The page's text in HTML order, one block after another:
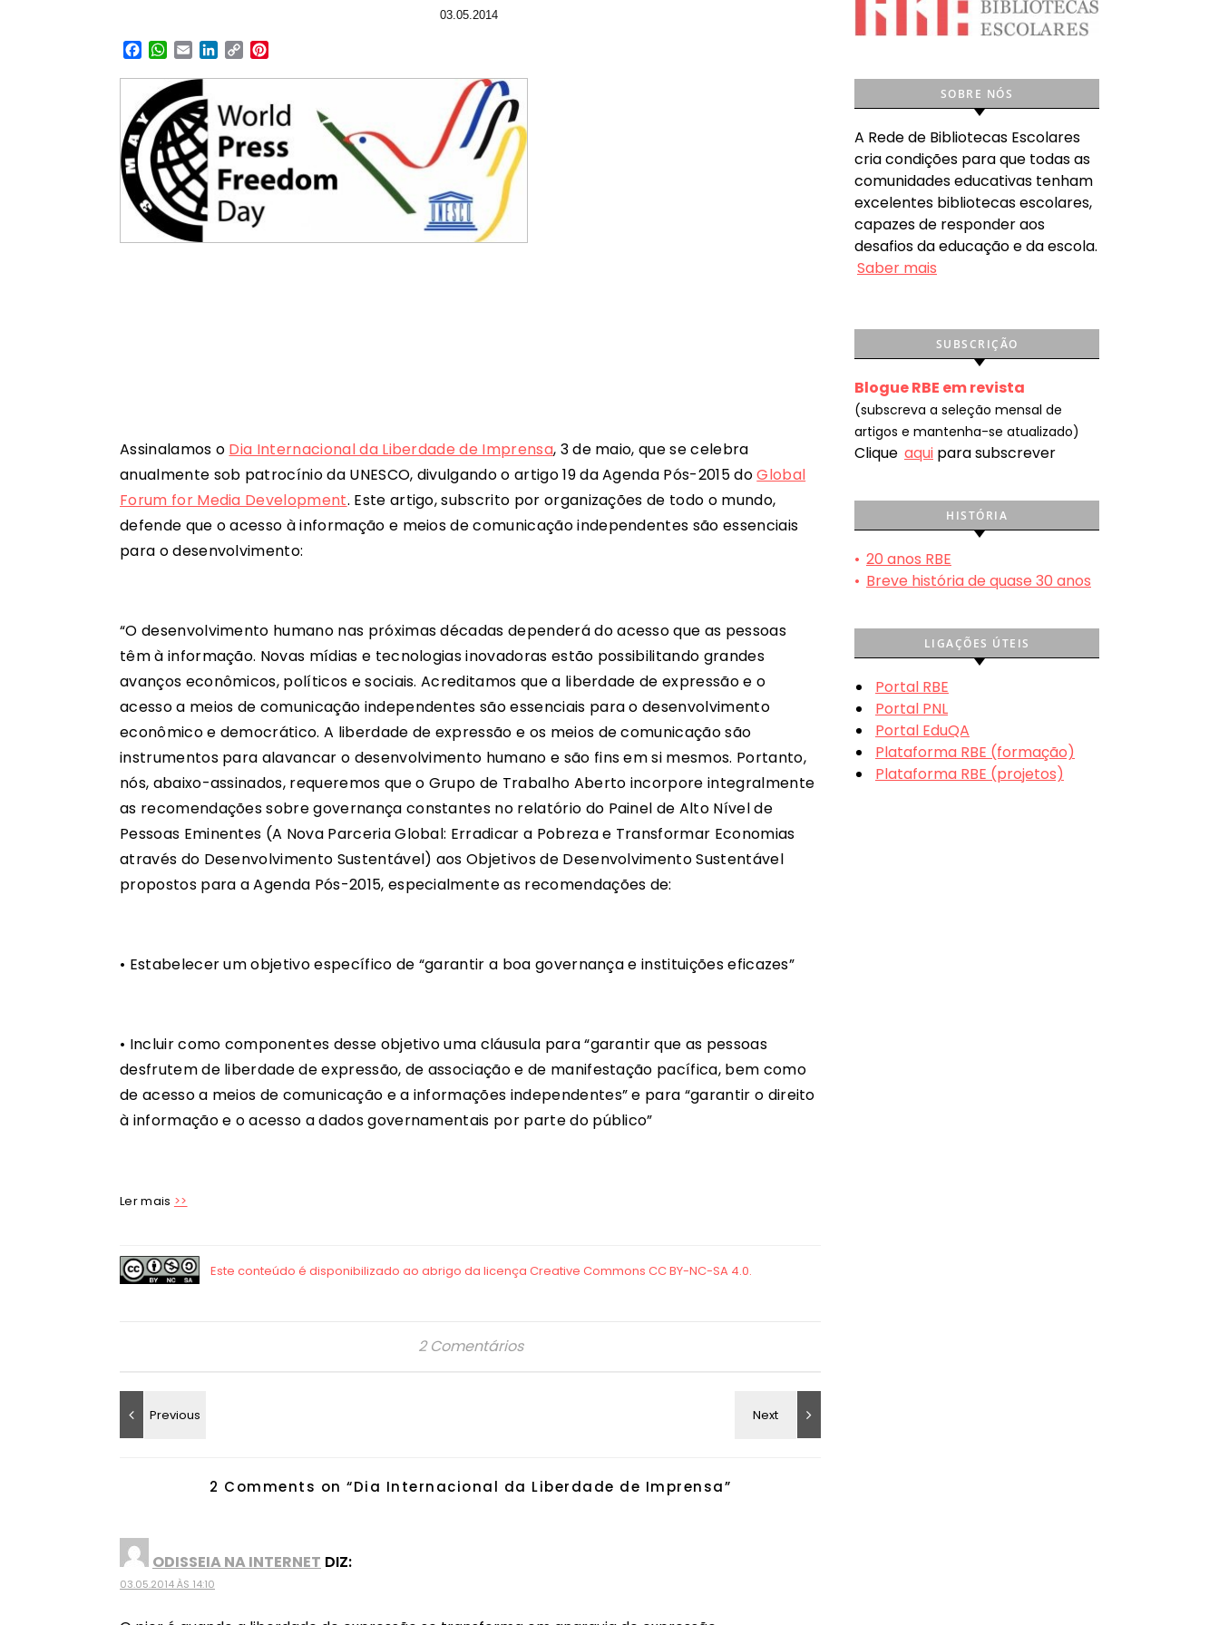
03.05.2014
Facebook
WhatsApp
EmailLinkedIn
Copy
Assinalamos o Dia Internacional da Liberdade de Imprensa, 3 de maio, que se celebra
anualmente sob patrocínio da UNESCO, divulgando o artigo 19 da Agenda Pós-2015 doGlobal
Forum for Media Development. Este artigo, subscrito por organizações de todo o mundo,
defende que o acesso à informação e meios de comunicação independentes são essenciais
para o desenvolvimento:
“O desenvolvimento humano nas próximas décadas dependerá do acesso que as pessoas
têm à informação. Novas mídias e tecnologias inovadoras estão possibilitando grandes
avanços econômicos, políticos e sociais. Acreditamos que a liberdade de expressão e o
acesso a meios de comunicação independentes são essenciais para o desenvolvimento
econômico e democrático. A liberdade de expressão e os meios de comunicação são
instrumentos para alavancar o desenvolvimento humano e são fins em si mesmos. Portanto,
nós, abaixo-assinados, requeremos que o Grupo de Trabalho Aberto incorpore integralmente
as recomendações sobre governança constantes no relatório do Painel de Alto Nível de
Pessoas Eminentes (A Nova Parceria Global: Erradicar a Pobreza e Transformar Economias
através do Desenvolvimento Sustentável) aos Objetivos de Desenvolvimento Sustentável
propostos para a Agenda Pós-2015, especialmente as recomendações de:
• Estabelecer um objetivo específico de “garantir a boa governança e instituições eficazes”
• Incluir como componentes desse objetivo uma cláusula para “garantir que as pessoas
desfrutem de liberdade de expressão, de associação e de manifestação pacífica, bem como
de acesso a meios de comunicação e a informações independentes” e para “garantir o direito
à informação e o acesso a dados governamentais por parte do público”
Ler mais >>
2 Comentários
2 Comments on “Dia Internacional da Liberdade de Imprensa”
ODISSEIA NA INTERNET DIZ:
03.05.2014 ÀS 14:10
SOBRE NÓS
A Rede de Bibliotecas Escolares
cria condições para que todas as
comunidades educativas tenham
excelentes bibliotecas escolares,
capazes de responder aos
desafios da educação e da escola.
Saber mais
SUBSCRIÇÃO
Blogue RBE em revista
(subscreva a seleção mensal de
artigos e mantenha-se atualizado)
Clique aqui para subscrever
HISTÓRIA
• 20 anos RBE
• Breve história de quase 30 anos
LIGAÇÕES ÚTEIS
Portal RBE
Portal PNL
Portal EduQA
Plataforma RBE (formação)
Plataforma RBE (projetos)